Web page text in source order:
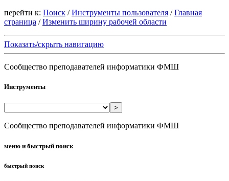
перейти к: Поиск / Инструменты пользователя / Главная
страница / Изменить ширину рабочей области
Показать/скрыть навигацию
Сообщество преподавателей информатики ФМШ
Инструменты
>
Сообщество преподавателей информатики ФМШ
меню и быстрый поиск
быстрый поиск